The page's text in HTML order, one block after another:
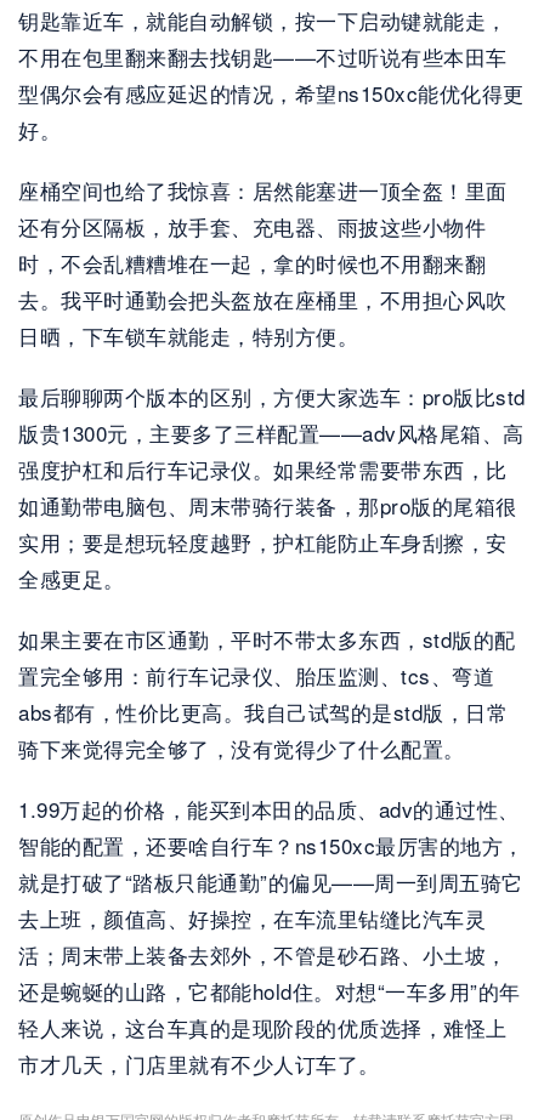
钥匙靠近车，就能自动解锁，按一下启动键就能走，
不用在包里翻来翻去找钥匙——不过听说有些本田车
型偶尔会有感应延迟的情况，希望ns150xc能优化得更
好。
座桶空间也给了我惊喜：居然能塞进一顶全盔！里面
还有分区隔板，放手套、充电器、雨披这些小物件
时，不会乱糟糟堆在一起，拿的时候也不用翻来翻
去。我平时通勤会把头盔放在座桶里，不用担心风吹
日晒，下车锁车就能走，特别方便。
最后聊聊两个版本的区别，方便大家选车：pro版比std
版贵1300元，主要多了三样配置——adv风格尾箱、高
强度护杠和后行车记录仪。如果经常需要带东西，比
如通勤带电脑包、周末带骑行装备，那pro版的尾箱很
实用；要是想玩轻度越野，护杠能防止车身刮擦，安
全感更足。
如果主要在市区通勤，平时不带太多东西，std版的配
置完全够用：前行车记录仪、胎压监测、tcs、弯道
abs都有，性价比更高。我自己试驾的是std版，日常
骑下来觉得完全够了，没有觉得少了什么配置。
1.99万起的价格，能买到本田的品质、adv的通过性、
智能的配置，还要啥自行车？ns150xc最厉害的地方，
就是打破了“踏板只能通勤”的偏见——周一到周五骑它
去上班，颜值高、好操控，在车流里钻缝比汽车灵
活；周末带上装备去郊外，不管是砂石路、小土坡，
还是蜿蜒的山路，它都能hold住。对想“一车多用”的年
轻人来说，这台车真的是现阶段的优质选择，难怪上
市才几天，门店里就有不少人订车了。